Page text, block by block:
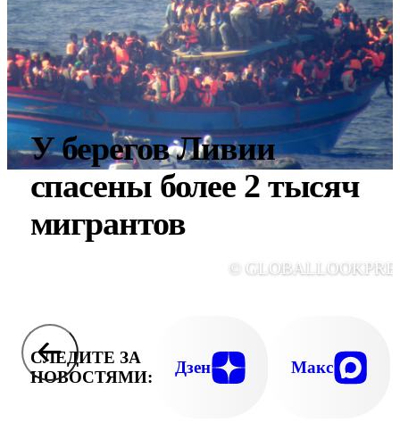
У берегов Ливии
спасены более 2 тысяч
мигрантов
©
СЛЕДИТЕ ЗА
НОВОСТЯМИ:
Дзен Макс